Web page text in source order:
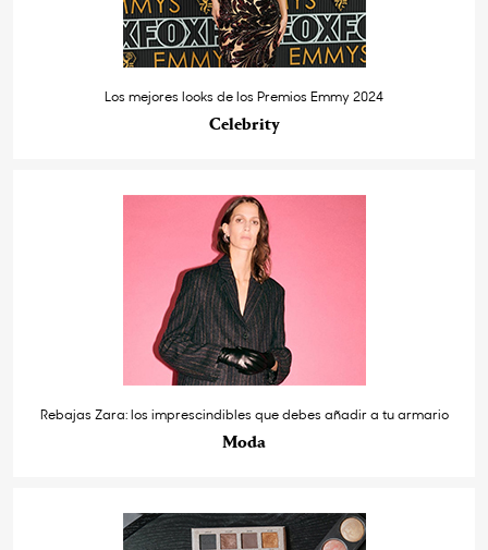
Los mejores looks de los Premios Emmy 2024
Celebrity
Rebajas Zara: los imprescindibles que debes añadir a tu armario
Moda